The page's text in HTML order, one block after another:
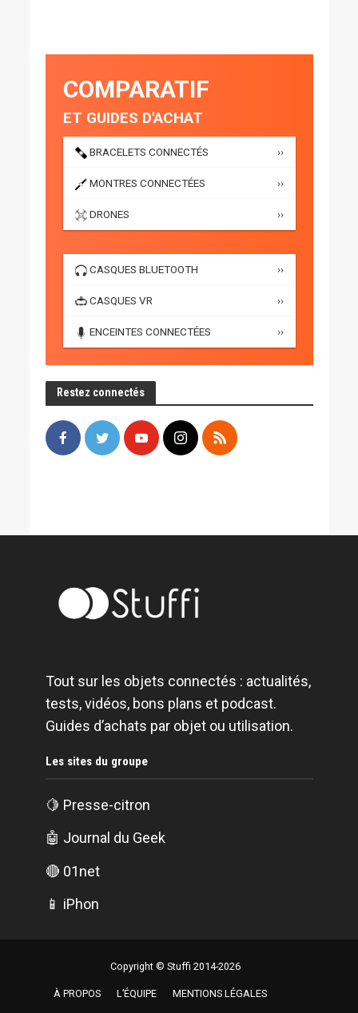
COMPARATIF
ET GUIDES D'ACHAT
BRACELETS CONNECTÉS ››
MONTRES CONNECTÉES ››
DRONES ››
CASQUES BLUETOOTH ››
CASQUES VR ››
ENCEINTES CONNECTÉES ››
Restez connectés
Tout sur les objets connectés : actualités,
tests, vidéos, bons plans et podcast.
Guides d’achats par objet ou utilisation.
Les sites du groupe
🍋 Presse-citron
🤖 Journal du Geek
🔴 01net
📱 iPhon
Copyright © Stuffi 2014-2026
À PROPOS L’ÉQUIPE MENTIONS LÉGALES